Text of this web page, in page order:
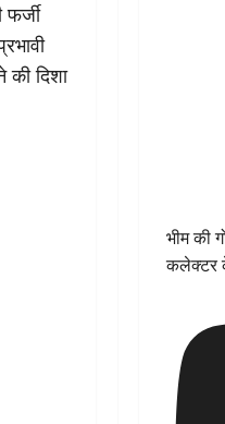
की दिशा
भीम की
कलेक्टर